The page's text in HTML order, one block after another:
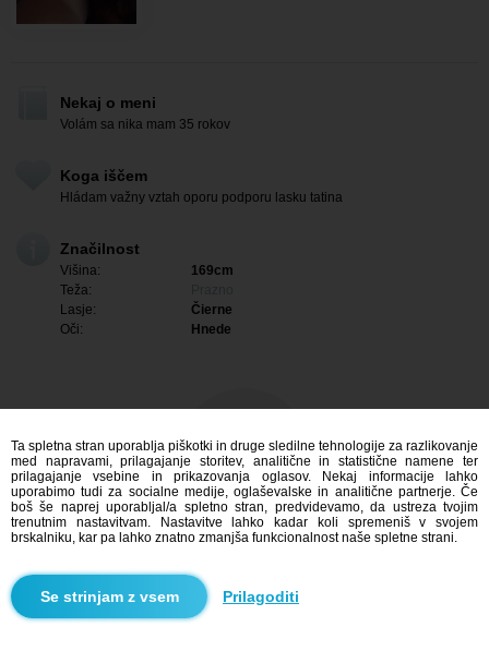
Nekaj o meni
Volám sa nika mam 35 rokov
Koga iščem
Hládam važny vztah oporu podporu lasku tatina
Značilnost
Višina:
169cm
Teža:
Lasje:
Čierne
Oči:
Hnede
Me zanima
Iskanje
Ta spletna stran uporablja piškotki in druge sledilne tehnologije za razlikovanje
med napravami, prilagajanje storitev, analitične in statistične namene ter
prilagajanje vsebine in prikazovanja oglasov. Nekaj informacije lahko
uporabimo tudi za socialne medije, oglaševalske in analitične partnerje. Če
boš še naprej uporabljal/a spletno stran, predvidevamo, da ustreza tvojim
trenutnim nastavitvam. Nastavitve lahko kadar koli spremeniš v svojem
brskalniku, kar pa lahko znatno zmanjša funkcionalnost naše spletne strani.
Prilagoditi